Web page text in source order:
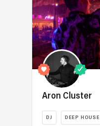
Aron Cluster
DJ DEEP HOUSE